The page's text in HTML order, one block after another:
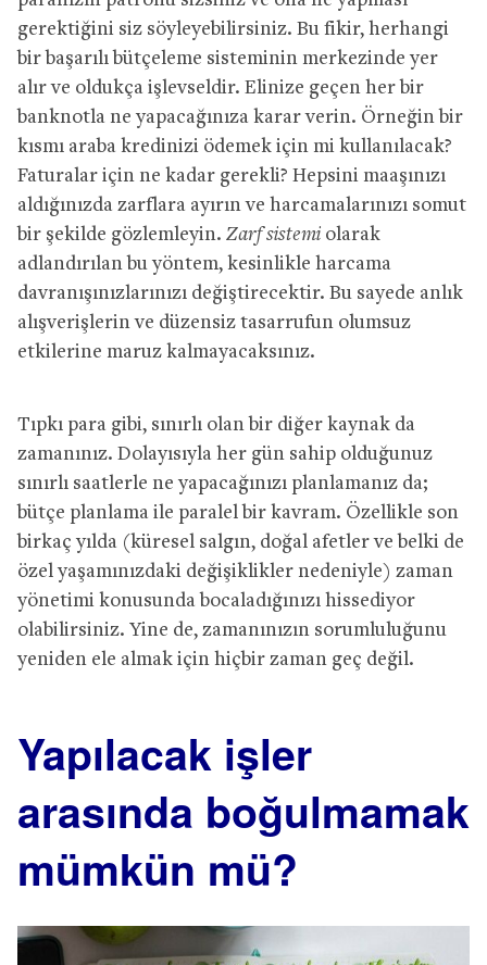
gerektiğini siz söyleyebilirsiniz. Bu fikir, herhangi
bir başarılı bütçeleme sisteminin merkezinde yer
alır ve oldukça işlevseldir. Elinize geçen her bir
banknotla ne yapacağınıza karar verin. Örneğin bir
kısmı araba kredinizi ödemek için mi kullanılacak?
Faturalar için ne kadar gerekli? Hepsini maaşınızı
aldığınızda zarflara ayırın ve harcamalarınızı somut
bir şekilde gözlemleyin. Zarf sistemi olarak
adlandırılan bu yöntem, kesinlikle harcama
davranışınızlarınızı değiştirecektir. Bu sayede anlık
alışverişlerin ve düzensiz tasarrufun olumsuz
etkilerine maruz kalmayacaksınız.
Tıpkı para gibi, sınırlı olan bir diğer kaynak da
zamanınız. Dolayısıyla her gün sahip olduğunuz
sınırlı saatlerle ne yapacağınızı planlamanız da;
bütçe planlama ile paralel bir kavram. Özellikle son
birkaç yılda (küresel salgın, doğal afetler ve belki de
özel yaşamınızdaki değişiklikler nedeniyle) zaman
yönetimi konusunda bocaladığınızı hissediyor
olabilirsiniz. Yine de, zamanınızın sorumluluğunu
yeniden ele almak için hiçbir zaman geç değil.
Yapılacak işler
arasında boğulmamak
mümkün mü?